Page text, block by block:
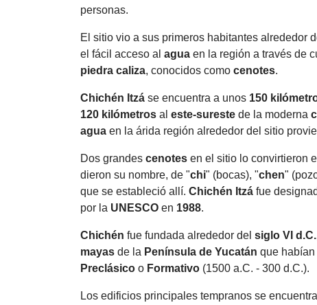
personas.
El sitio vio a sus primeros habitantes alrededor
el fácil acceso al agua en la región a través de
piedra caliza, conocidos como cenotes.
Chichén Itzá se encuentra a unos 150
120 kilómetros al este-sureste de la moderna
agua en la árida región alrededor del sitio
Dos grandes cenotes en el sitio lo convirtieron
dieron su nombre, de "chi" (bocas), "chen"
que se estableció allí. Chichén Itzá fue
por la UNESCO en 1988.
Chichén fue fundada alrededor del siglo VI d.C.
mayas de la Península de Yucatán que habían
Preclásico o Formativo (1500 a.C. - 300 d.C.).
Los edificios principales tempranos se